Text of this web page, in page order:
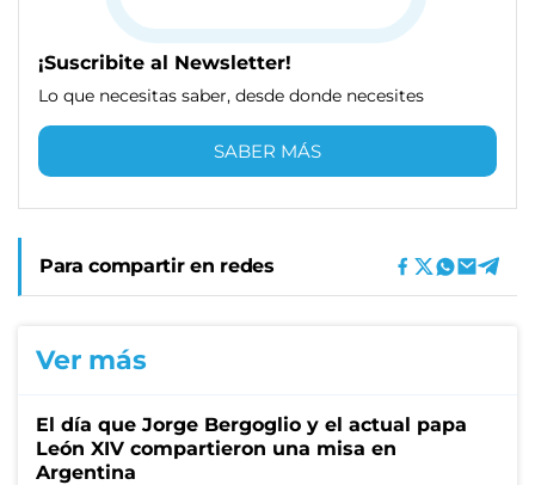
¡Suscribite al Newsletter!
Lo que necesitas saber, desde donde necesites
SABER MÁS
Para compartir en redes
Ver más
El día que Jorge Bergoglio y el actual papa
León XIV compartieron una misa en
Argentina